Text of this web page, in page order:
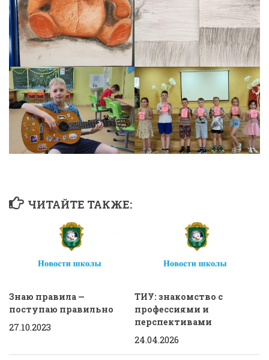
ЧИТАЙТЕ ТАКЖЕ:
Знаю правила —
поступаю правильно
27.10.2023
ТИУ: знакомство с
профессиями и
перспективами
24.04.2026